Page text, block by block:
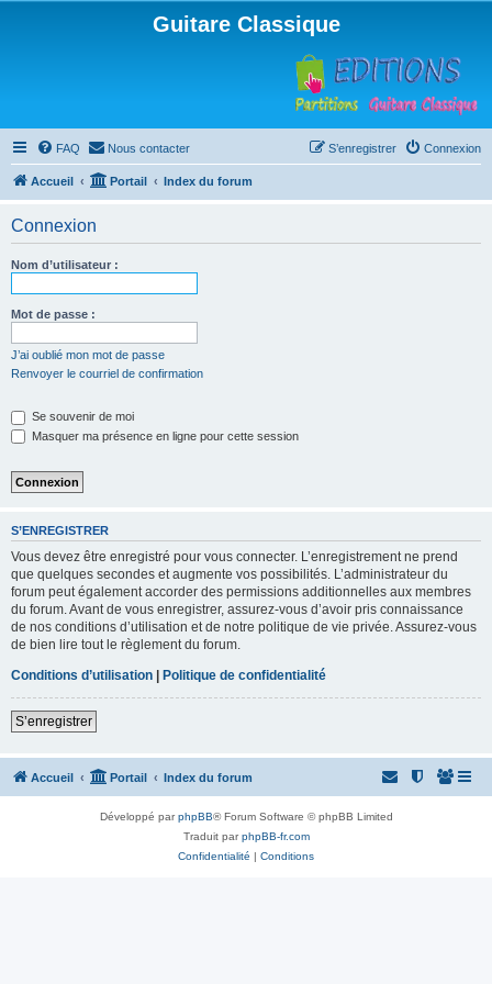
Guitare Classique
FAQ Nous contacter Connexion
S’enregistrer
Accueil Portail Index du forum
Connexion
Nom d’utilisateur :
Mot de passe :
J’ai oublié mon mot de passe
Renvoyer le courriel de confirmation
Se souvenir de moi
Masquer ma présence en ligne pour cette session
S’ENREGISTRER
Vous devez être enregistré pour vous connecter. L’enregistrement ne prend
que quelques secondes et augmente vos possibilités. L’administrateur du
forum peut également accorder des permissions additionnelles aux membres
du forum. Avant de vous enregistrer, assurez-vous d’avoir pris connaissance
de nos conditions d’utilisation et de notre politique de vie privée. Assurez-vous
de bien lire tout le règlement du forum.
Conditions d’utilisation | Politique de confidentialité
S’enregistrer
Accueil Portail Index du forum
Développé parphpBB® Forum Software © phpBB Limited
Traduit parphpBB-fr.com
Confidentialité | Conditions